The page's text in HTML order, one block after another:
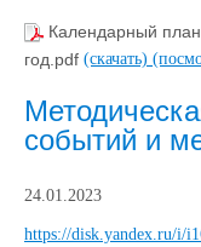
Календарный
год.pdf (скачать)
событий и
24.01.2023
https://disk.yandex.ru/i/